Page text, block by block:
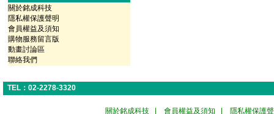
關於銘成科技
隱私權保護聲明
會員權益及須知
購物服務留言版
動畫討論區
聯絡我們
TEL：02-2278-3320
關於銘成科技 會員權益及須知 隱私權保護